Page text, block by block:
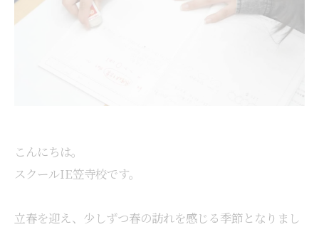
こんにちは。
スクールIE笠寺校です。
立春を迎え、少しずつ春の訪れを感じる季節となりまし